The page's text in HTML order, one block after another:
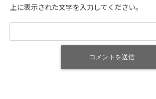
上に表示された文字を入力してください。